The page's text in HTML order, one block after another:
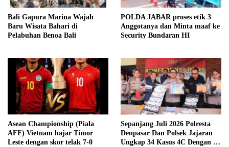
Bali Gapura Marina Wajah
Baru Wisata Bahari di
Pelabuhan Benoa Bali
POLDA JABAR proses etik 3
Anggotanya dan Minta maaf ke
Security Bundaran HI
Asean Championship (Piala
AFF) Vietnam hajar Timor
Leste dengan skor telak 7-0
Sepanjang Juli 2026 Polresta
Denpasar Dan Polsek Jajaran
Ungkap 34 Kasus 4C Dengan 42